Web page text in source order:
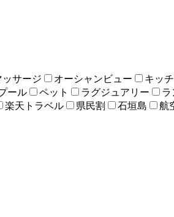
サージ オーシャンビュー キッ
ール ペット ラグジュアリー ラ
楽天トラベル 県民割 石垣島 航